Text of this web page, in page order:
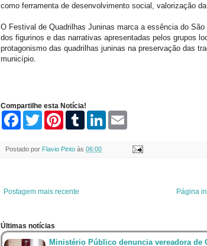
como ferramenta de desenvolvimento social, valorização
O Festival de Quadrilhas Juninas marca a essência do
dos figurinos e das narrativas apresentadas pelos grupos
protagonismo das quadrilhas juninas na preservação das
município.
Compartilhe esta Notícia!
F
b
T
w
t
P
e
t
T
l
L
Postado por Flavio Pinto às 06:00
Postagem mais recente Página
Últimas notícias
Ministério Público denuncia vereadora de